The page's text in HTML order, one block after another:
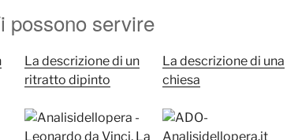
possono servire
La descrizione di un
ritratto dipinto
La descrizione di una
chiesa